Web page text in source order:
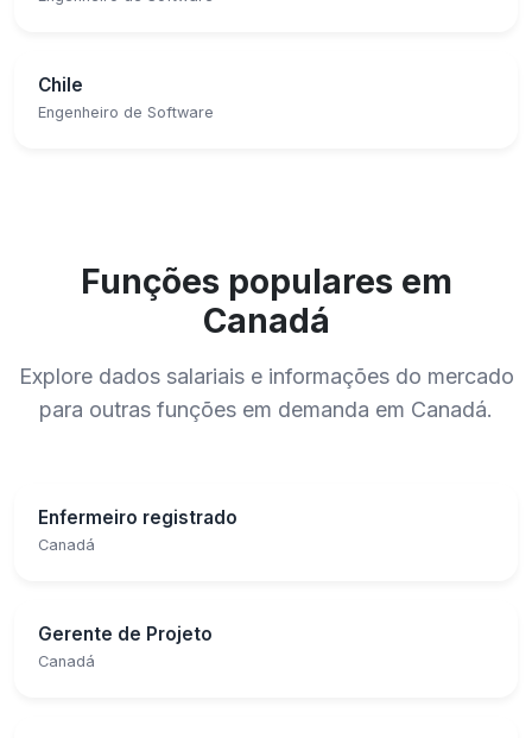
Chile
Engenheiro de Software
Funções populares em
Canadá
Explore dados salariais e informações do mercado
para outras funções em demanda em Canadá.
Enfermeiro registrado
Canadá
Gerente de Projeto
Canadá